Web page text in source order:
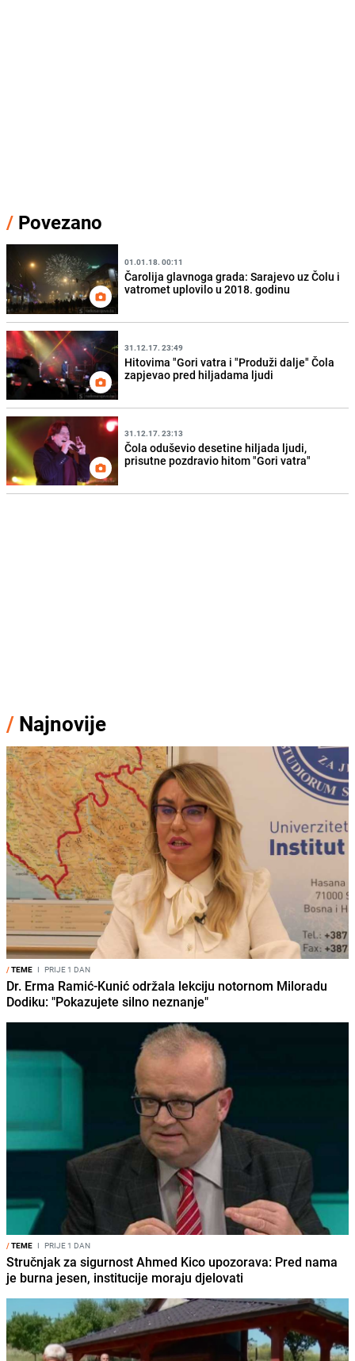
/ Povezano
01.01.18. 00:11
Čarolija glavnoga grada: Sarajevo uz Čolu i
vatromet uplovilo u 2018. godinu
31.12.17. 23:49
Hitovima "Gori vatra i "Produži dalje" Čola
zapjevao pred hiljadama ljudi
31.12.17. 23:13
Čola oduševio desetine hiljada ljudi,
prisutne pozdravio hitom "Gori vatra"
/ Najnovije
/TEME I PRIJE 1 DAN
Dr. Erma Ramić-Kunić održala lekciju notornom Miloradu
Dodiku: "Pokazujete silno neznanje"
/TEME I PRIJE 1 DAN
Stručnjak za sigurnost Ahmed Kico upozorava: Pred nama
je burna jesen, institucije moraju djelovati